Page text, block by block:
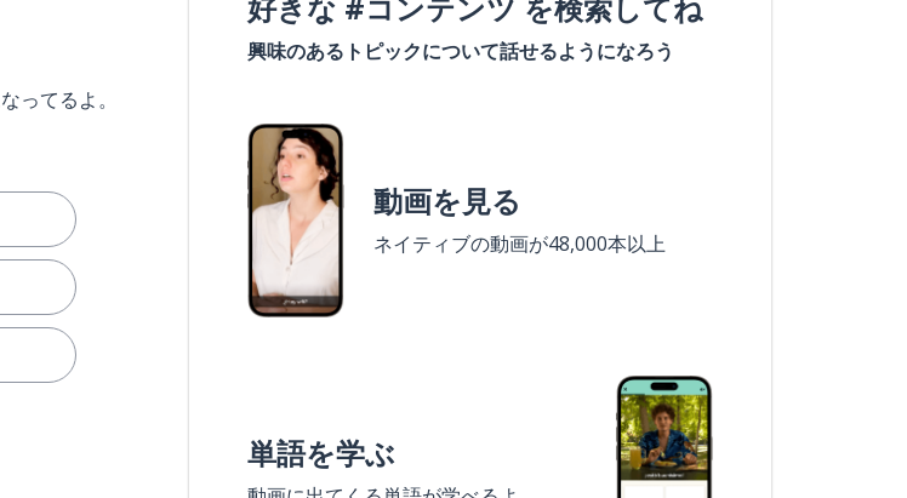
ってるよ。
興味のあるトピックについて話せるようになろう
動画を見る
ネイティブの動画が48,000本以上
単語を学ぶ